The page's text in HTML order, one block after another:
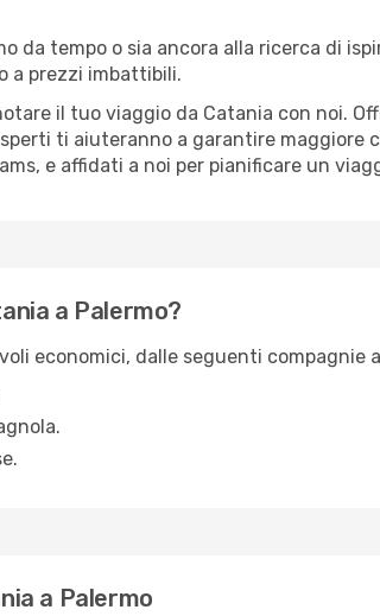
da tempo o sia ancora alla ricerca di
a prezzi imbattibili.
il tuo viaggio da Catania con noi.
ti aiuteranno a garantire maggiore
e affidati a noi per pianificare un
a Palermo?
economici, dalle seguenti compagnie
a Palermo